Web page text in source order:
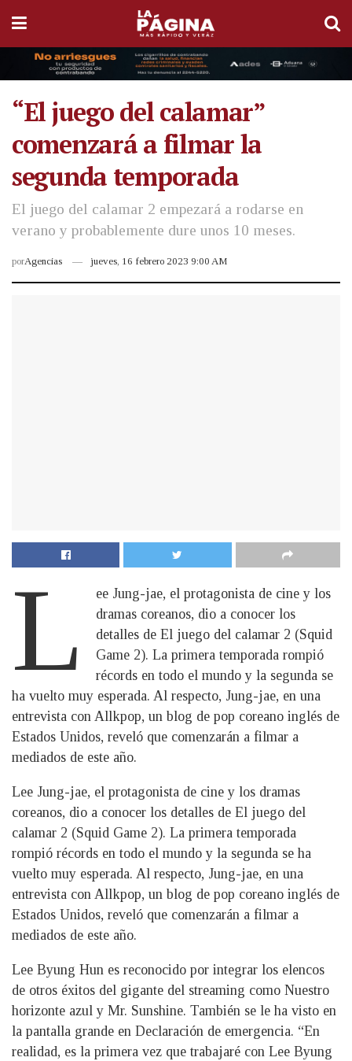
“El juego del calamar”
comenzará a filmar la
segunda temporada
El juego del calamar 2 empezará a rodarse en
verano y probablemente dure unos 10 meses.
porAgencias jueves, 16 febrero 2023 9:00 AM
L
ee Jung-jae, el protagonista de cine y los
dramas coreanos, dio a conocer los
detalles de El juego del calamar 2 (Squid
Game 2). La primera temporada rompió
récords en todo el mundo y la segunda se
ha vuelto muy esperada. Al respecto, Jung-jae, en una
entrevista con Allkpop, un blog de pop coreano inglés de
Estados Unidos, reveló que comenzarán a filmar a
mediados de este año.
Lee Jung-jae, el protagonista de cine y los dramas
coreanos, dio a conocer los detalles de El juego del
calamar 2 (Squid Game 2). La primera temporada
rompió récords en todo el mundo y la segunda se ha
vuelto muy esperada. Al respecto, Jung-jae, en una
entrevista con Allkpop, un blog de pop coreano inglés de
Estados Unidos, reveló que comenzarán a filmar a
mediados de este año.
Lee Byung Hun es reconocido por integrar los elencos
de otros éxitos del gigante del streaming como Nuestro
horizonte azul y Mr. Sunshine. También se le ha visto en
la pantalla grande en Declaración de emergencia. “En
realidad, es la primera vez que trabajaré con Lee Byung